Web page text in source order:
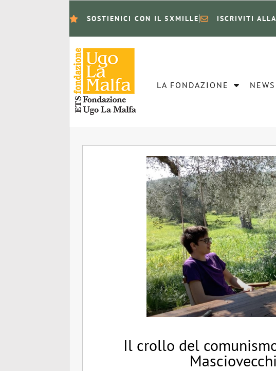
SOSTIENICI CON IL 5XMILLE ISCRIVITI
LA FONDAZIONE NEWS
Il crollo del